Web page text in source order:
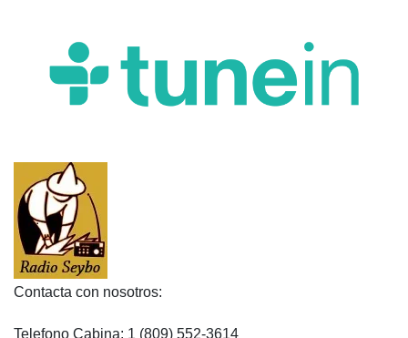
Contacta con nosotros:
Telefono Cabina: 1 (809) 552-3614